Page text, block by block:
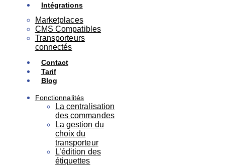
Intégrations
Marketplaces
CMS Compatibles
Transporteurs
connectés
Contact
Tarif
Blog
Fonctionnalités
La centralisation
des commandes
La gestion du
choix du
transporteur
L’édition des
étiquettes